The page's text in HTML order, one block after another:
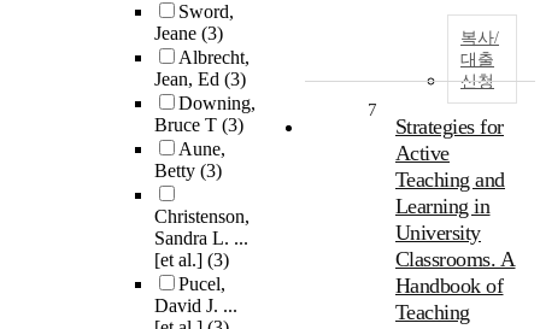
Sword,
Jeane (3)
Albrecht,
Jean, Ed (3)
Downing,
Bruce T (3)
Aune,
Betty (3)
Christenson,
Sandra L. ...
[et al.] (3)
Pucel,
David J. ...
복사/
대출
신청
7
Strategies for
Active
Teaching and
Learning in
University
Classrooms. A
Handbook of
Teaching